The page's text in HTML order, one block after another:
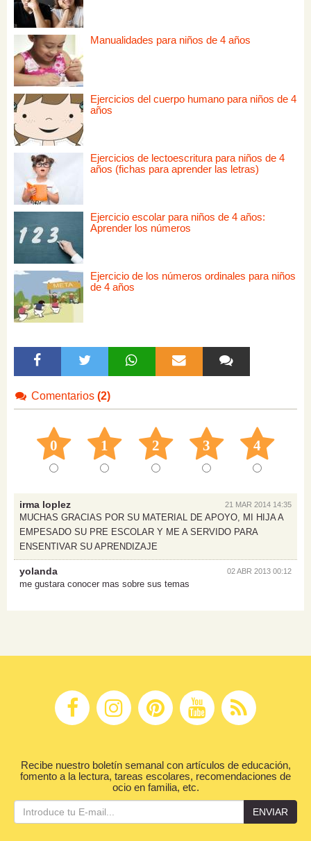
Manualidades para niños de 4 años
Ejercicios del cuerpo humano para niños de 4
años
Ejercicios de lectoescritura para niños de 4
años (fichas para aprender las letras)
Ejercicio escolar para niños de 4 años:
Aprender los números
Ejercicio de los números ordinales para niños
de 4 años
Comentarios (2)
0 1 2 3 4
21 MAR 2014 14:35
irma loplez
MUCHAS GRACIAS POR SU MATERIAL DE APOYO, MI HIJA A
EMPESADO SU PRE ESCOLAR Y ME A SERVIDO PARA
ENSENTIVAR SU APRENDIZAJE
02 ABR 2013 00:12
yolanda
me gustara conocer mas sobre sus temas
Recibe nuestro boletín semanal con artículos de educación,
fomento a la lectura, tareas escolares, recomendaciones de
ocio en familia, etc.
ENVIAR